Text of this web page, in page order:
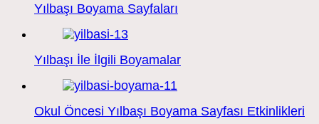
Yılbaşı Boyama Sayfaları
Yılbaşı İle İlgili Boyamalar
Okul Öncesi Yılbaşı Boyama Sayfası Etkinlikleri